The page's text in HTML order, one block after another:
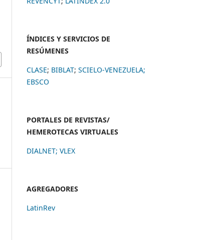
ÍNDICES Y SERVICIOS DE
RESÚMENES
CLASE; BIBLAT; SCIELO-VENEZUELA;
EBSCO
PORTALES DE REVISTAS/
HEMEROTECAS VIRTUALES
DIALNET; VLEX
AGREGADORES
LatinRev